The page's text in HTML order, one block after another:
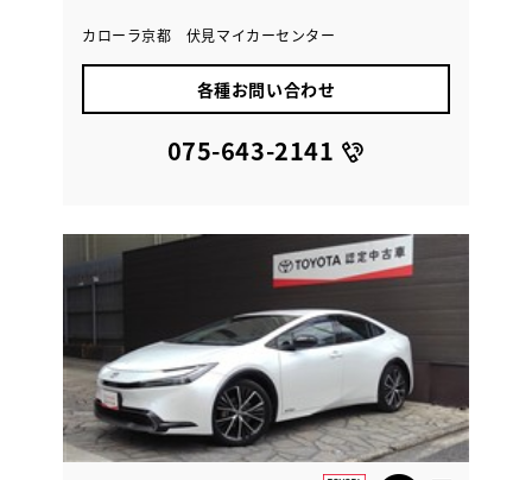
カローラ京都 伏見マイカーセンター
各種お問い合わせ
075-643-2141